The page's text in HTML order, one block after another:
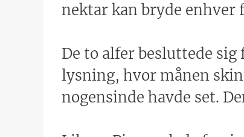
nektar kan bryde
De to alfer besluttede
lysning, hvor månen
nogensinde havde set.